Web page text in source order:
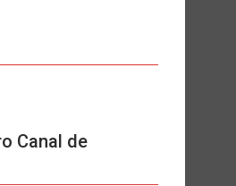
Canal de